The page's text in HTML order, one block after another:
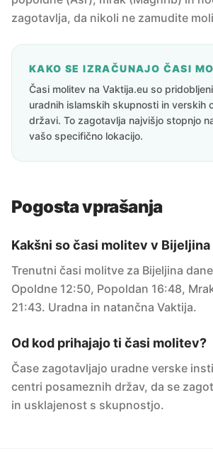
zagotavlja, da nikoli ne zamudite
KAKO SE IZRAČUNAJO ČASI
Časi molitev na Vaktija.eu so
uradnih islamskih skupnosti in verskih
državi. To zagotavlja najvišjo stopnjo
vašo specifično lokacijo.
Pogosta vprašanja
Kakšni so časi molitev v Bijeljina
Trenutni časi molitve za Bijeljina
Opoldne 12:50, Popoldan 16:48,
21:43. Uradna in natančna Vaktija.
Od kod prihajajo ti časi molitev?
Čase zagotavljajo uradne verske
centri posameznih držav, da se
in usklajenost s skupnostjo.